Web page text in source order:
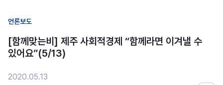
언론보도
[함께맞는비] 제주 사회적경제 “함께라면 이겨낼 수
있어요”(5/13)
2020.05.13